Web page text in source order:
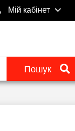
Мій кабінет
Пошук